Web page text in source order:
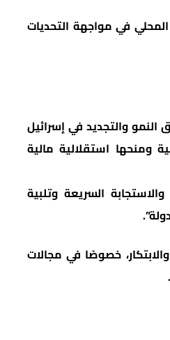
في مواجهة التحديات
النمو والتجديد في إسرائيل
ومنحها استقلالية مالية
السريعة وتلبية
خصوصًا في مجالات